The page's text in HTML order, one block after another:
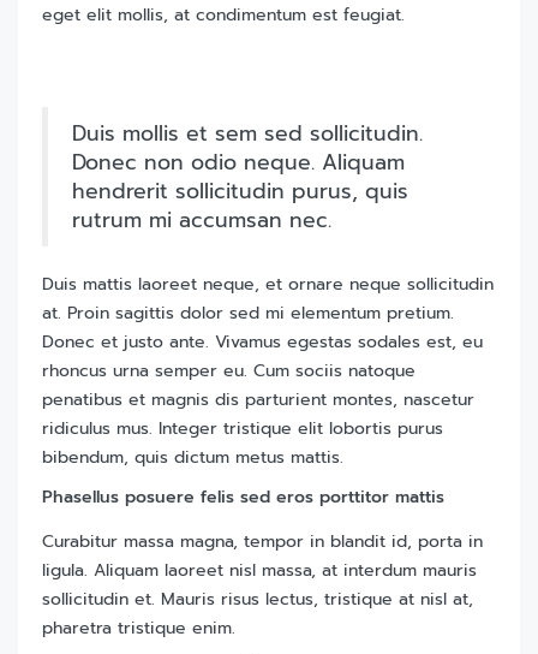
eget elit mollis, at condimentum est feugiat.
Duis mollis et sem sed sollicitudin.
Donec non odio neque. Aliquam
hendrerit sollicitudin purus, quis
rutrum mi accumsan nec.
Duis mattis laoreet neque, et ornare neque sollicitudin
at. Proin sagittis dolor sed mi elementum pretium.
Donec et justo ante. Vivamus egestas sodales est, eu
rhoncus urna semper eu. Cum sociis natoque
penatibus et magnis dis parturient montes, nascetur
ridiculus mus. Integer tristique elit lobortis purus
bibendum, quis dictum metus mattis.
Phasellus posuere felis sed eros porttitor mattis
Curabitur massa magna, tempor in blandit id, porta in
ligula. Aliquam laoreet nisl massa, at interdum mauris
sollicitudin et. Mauris risus lectus, tristique at nisl at,
pharetra tristique enim.